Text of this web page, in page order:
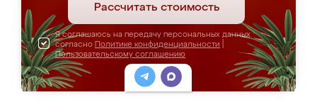
Рассчитать стоимость
Я соглашаюсь на передачу персональных данных
согласно Политике конфиденциальности
Пользовательскому соглашению